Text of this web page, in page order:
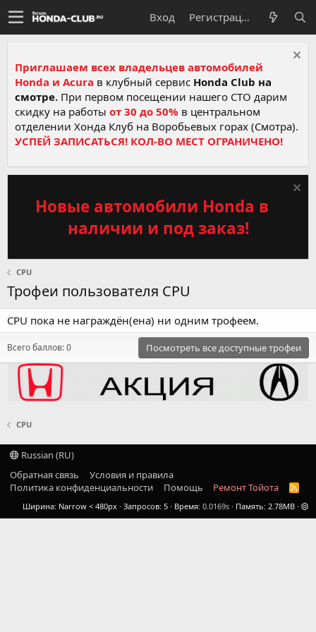
Вход Регистрация
Приглашаем всех владельцев автомобилей
Honda и Acura в клубный сервис Honda Club на
смотре. При первом посещении нашего СТО дарим
скидку на работы от 30 до 50% в центральном
отделении Хонда Клуб на Воробьевых горах (Смотра).
УСПЕЙ ЗАПИСАТЬСЯ! КОЛ-ВО МЕСТ ОГРАНИЧЕНО!
Новые автомобили Honda в
наличии и под заказ!
CPU
Трофеи пользователя CPU
CPU пока не награждён(ена) ни одним трофеем.
Всего баллов: 0 Посмотреть все доступные трофеи
CPU
Russian (RU)
Обратная связь
Условия и правила
Политика конфиденциальности
Помощь Ремонт Тойота
R
S
S
Ширина Запросов 5 Время 0.0169s Память 2.78MB